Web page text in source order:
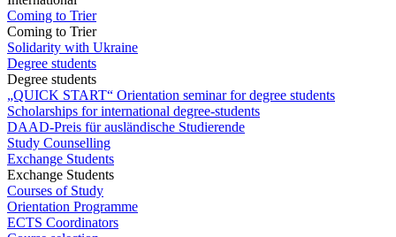
Coming to Trier
Coming to Trier
Solidarity with Ukraine
Degree students
Degree students
„QUICK START“ Orientation seminar for degree students
Scholarships for international degree-students
DAAD-Preis für ausländische Studierende
Study Counselling
Exchange Students
Exchange Students
Courses of Study
Orientation Programme
ECTS Coordinators